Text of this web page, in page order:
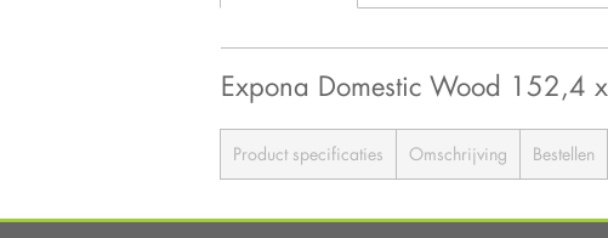
Expona Domestic Wood
Product specificaties Omschrijving Bestellen